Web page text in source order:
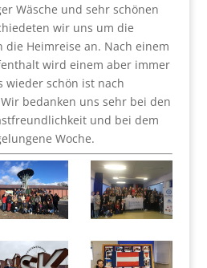
Wäsche und sehr schönen
wir uns um die
Heimreise an. Nach einem
wird einem aber immer
wieder schön ist nach
bedanken uns sehr bei den
und bei dem
Woche.